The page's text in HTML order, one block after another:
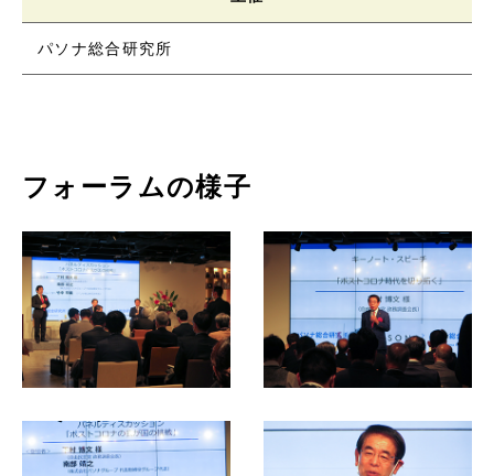
パソナ総合研究所
フォーラムの様子